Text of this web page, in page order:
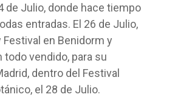
de Julio, donde hace tiempo
entradas. El 26 de Julio,
en Benidorm y
vendido, para su
dentro del Festival
el 28 de Julio.